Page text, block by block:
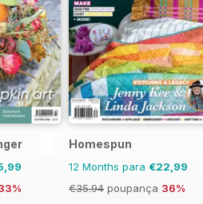
Homespun
12 Months para €22,99
€35.94 poupança 36%